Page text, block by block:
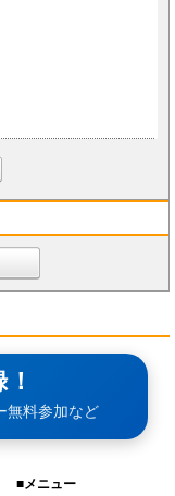
を負わないものとします。
かなる第三者にも譲渡でき
、当社が指定する方法で最新
なかったことにより、会員が
、また、退会を希望する場
ID」)をいかなる第三者にも
当社は一切の責任を負いませ
、もしくは第三者に知られ
入店にその旨を報告し、指示
」)を本サービス運営、店舗
員・業務委託先・フランチャ
社および導入店へそれぞれ連
続きを経て、個人情報を変更
責任で個人情報保護に関する
無料参加など
■メニュー